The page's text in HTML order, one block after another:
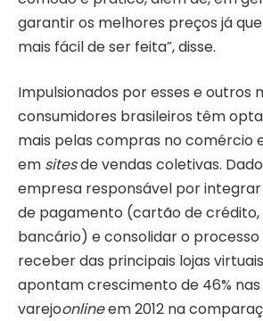
garantir os melhores preços já
mais fácil de ser feita”, disse.
Impulsionados por esses e outros
consumidores brasileiros têm
mais pelas compras no comércio
em sitesde vendas coletivas.
empresa responsável por
de pagamento (cartão de
bancário) e consolidar o
receber das principais lojas
apontam crescimento de 46%
varejoonlineem 2012 na